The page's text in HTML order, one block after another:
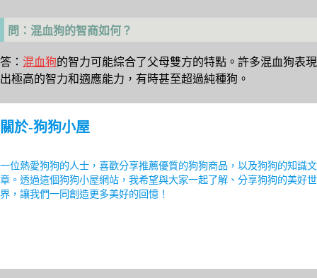
問：混血狗的智商如何？
答： 混血狗的智力可能綜合了父母雙方的特點。許多混血狗表現
出極高的智力和適應能力，有時甚至超過純種狗。
關於-狗狗小屋
一位熱愛狗狗的人士，喜歡分享推薦優質的狗狗商品，以及狗狗的知識文
章。透過這個狗狗小屋網站，我希望與大家一起了解、分享狗狗的美好世
界，讓我們一同創造更多美好的回憶！